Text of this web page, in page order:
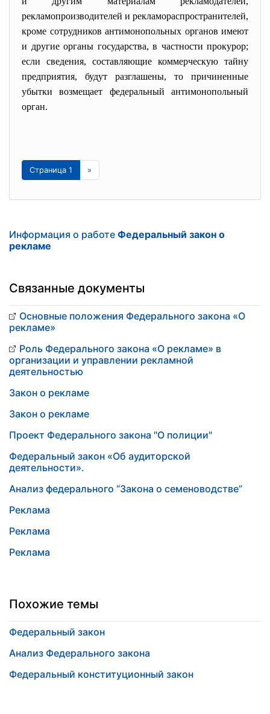
рекламопроизводителей и рекламораспространителей,
кроме сотрудников антимонопольных органов имеют
и другие органы государства, в частности прокурор;
если сведения, составляющие коммерческую тайну
предприятия, будут разглашены, то причиненные
убытки возмещает федеральный антимонопольный
орган.
Страница 1 »
Информация о работе Федеральный закон о
рекламе
Связанные документы
Основные положения Федерального закона «О
рекламе»
Роль Федерального закона «О рекламе» в
организации и управлении рекламной
деятельностью
Закон о рекламе
Закон о рекламе
Проект Федерального закона "О полиции"
Федеральный закон «Об аудиторской
деятельности».
Анализ федерального “Закона о семеноводстве”
Реклама
Реклама
Реклама
Похожие темы
Федеральный закон
Анализ Федерального закона
Федеральный конституционный закон